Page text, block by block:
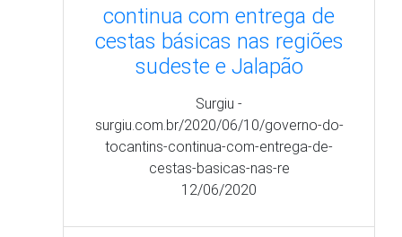
continua com entrega de
cestas básicas nas regiões
sudeste e Jalapão
Surgiu -
surgiu.com.br/2020/06/10/governo-do-
tocantins-continua-com-entrega-de-
cestas-basicas-nas-re
12/06/2020